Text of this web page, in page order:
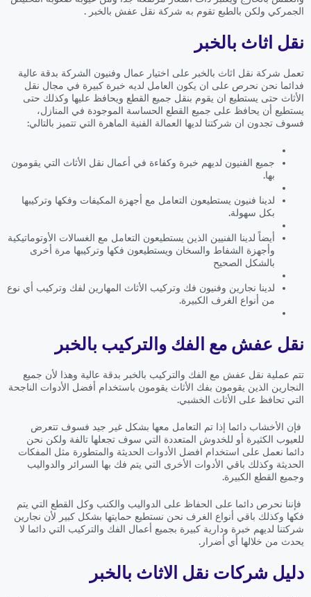
الجمركي ولكن بالطبع تقوم به شركة نقل عفش بالخبر .
نقل اثاث بالخبر
تعمل شركة نقل اثاث بالخبر على اختيار عمال وفنيون الشركة بدقة عالية
فدائما نحن نحرص على ان يكون العامل لديه خبرة كبيرة في مجال نقل
الأثاث حتى يستطيع ان يقوم بنقل جميع القطع ويحافظ عليها وكذلك حتى
يستطيع أن يحافظ على جميع القطع الحساسة الموجودة في المنازل،
فسوف تجدون ان شركتنا لديها العمالة الفنية الماهرة التي تتميز بالتالي:
جميع الفنيون لديهم خبرة وكفاءة في أعمال نقل الأثاث التي يقومون
بها.
لدينا فنيون يستطيعون التعامل مع أجهزة المكيفات وفكها وتركيبها
بكل سهولة.
أيضاً لدينا الفنيين الذين يستطيعون التعامل مع الغسالات الأوتوماتيكية
وأجهزة الشفاط والسخان ويستطيعون فكها وتركيبها مرة أخرى
بالشكل الصحيح
لدينا نجارين وفنيون فك وتركيب الأثاث المهارين لفك وتركيب أي نوع
من أنواع الغرف الكبيرة.
نقل عفش مع الفك والتركيب بالخبر
تتم عملية نقل عفش مع الفك والتركيب بالخبر بدقة عالية وهذا لأن جميع
النجارين الذين يقومون بفك الأثاث يقومون باستخدام أفضل الأدوات الناجحة
التي تحافظ على الأثاث الخشبي.
فإن الأخشاب دائما إذا تم التعامل معها بشكل غير جيد فسوف تتعرض
للعيوب الكثيرة أو للخدوش المتعددة التي سوف تجعلها تالفة ولكن نحن
دائما نعمل على استخدام افضل الأدوات الحديثة والمتطورة مثل المفكات
الحديثة وكذلك باقي الأدوات الأخرى التي يتم فك بها السرائر والدواليب
وجميع القطع الكبيرة.
فإننا نحرص دائما على الحفاظ على الدواليب والكنب وكل القطع التي يتم
فكها وكذلك باقي أنواع الغرف نحن نستطيع حمايتها بشكل كبير لأن نجارين
شركتنا لديهم خبرة ودارية كبيرة بجميع أعمال الفك والتركيب التي دائما لا
يحدث من خلالها أي أضرار.
دليل شركات نقل الاثاث بالخبر